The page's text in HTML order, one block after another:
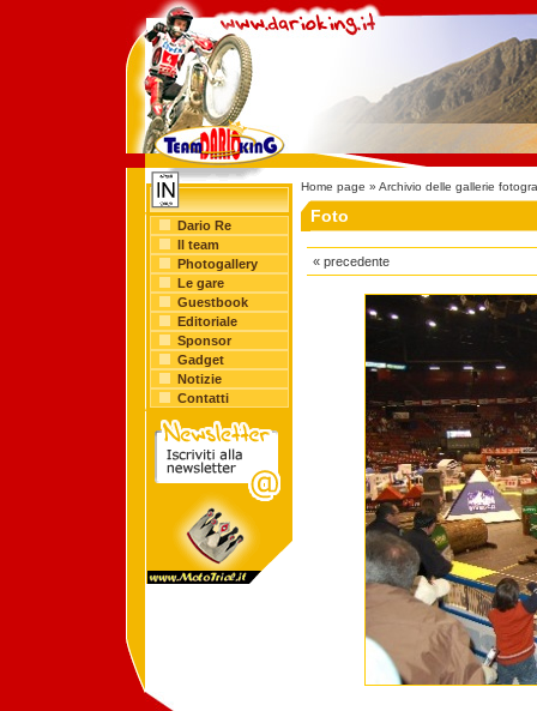
Dario Re
Il team
Photogallery
Le gare
Guestbook
Editoriale
Sponsor
Gadget
Notizie
Contatti
Home page » Archivio delle gallerie
Foto
« precedente